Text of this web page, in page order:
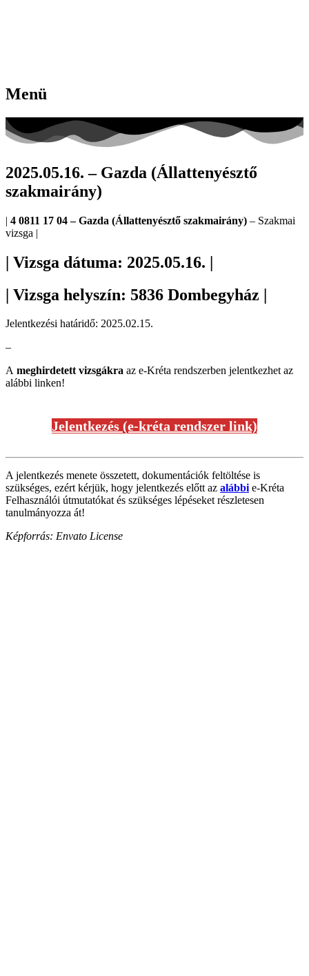
Menü
2025.05.16. – Gazda (Állattenyésztő
szakmairány)
| 4 0811 17 04 – Gazda (Állattenyésztő szakmairány) – Szakmai
vizsga |
| Vizsga dátuma: 2025.05.16. |
| Vizsga helyszín: 5836 Dombegyház |
Jelentkezési határidő: 2025.02.15.
–
A meghirdetett vizsgákra az e-Kréta rendszerben jelentkezhet az
alábbi linken!
Jelentkezés (e-kréta rendszer link)
A jelentkezés menete összetett, dokumentációk feltöltése is
szükséges, ezért kérjük, hogy jelentkezés előtt az alábbie-Kréta
Felhasználói útmutatókat és szükséges lépéseket részletesen
tanulmányozza át!
Képforrás: Envato License